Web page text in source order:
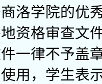
洛学院的优
资格审查文
一律不予盖
用，学生表